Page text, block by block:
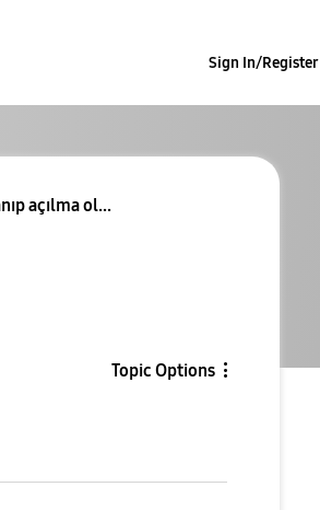
Sign In/Register
açılma ol...
Topic Options